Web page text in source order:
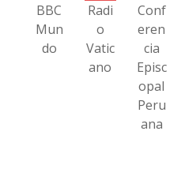
BBC
Mun
do
Radi
o
Vatic
ano
Conf
eren
cia
Episc
opal
Peru
ana